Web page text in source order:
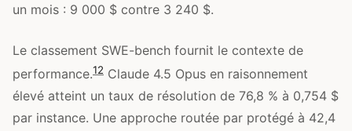
un mois : 9 000 $ contre 3 240 $.
Le classement SWE-bench fournit le contexte de
performance.12 Claude 4.5 Opus en raisonnement
élevé atteint un taux de résolution de 76,8 % à 0,754 $
par instance. Une approche routée par protégé à 42,4